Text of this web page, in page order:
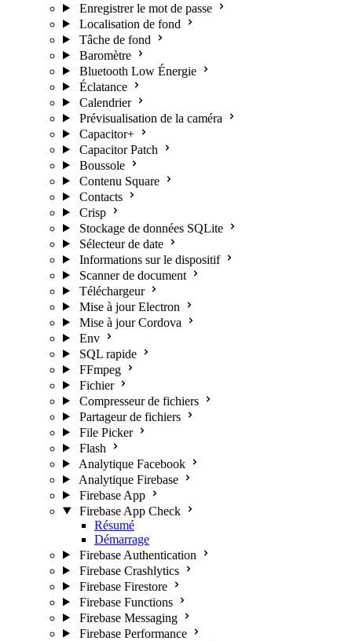
Enregistrer le mot de passe
Localisation de fond
Tâche de fond
Baromètre
Bluetooth Low Énergie
Éclatance
Calendrier
Prévisualisation de la caméra
Capacitor+
Capacitor Patch
Boussole
Contenu Square
Contacts
Crisp
Stockage de données SQLite
Sélecteur de date
Informations sur le dispositif
Scanner de document
Téléchargeur
Mise à jour Electron
Mise à jour Cordova
Env
SQL rapide
FFmpeg
Fichier
Compresseur de fichiers
Partageur de fichiers
File Picker
Flash
Analytique Facebook
Analytique Firebase
Firebase App
Firebase App Check
Résumé
Démarrage
Firebase Authentication
Firebase Crashlytics
Firebase Firestore
Firebase Functions
Firebase Messaging
Firebase Performance